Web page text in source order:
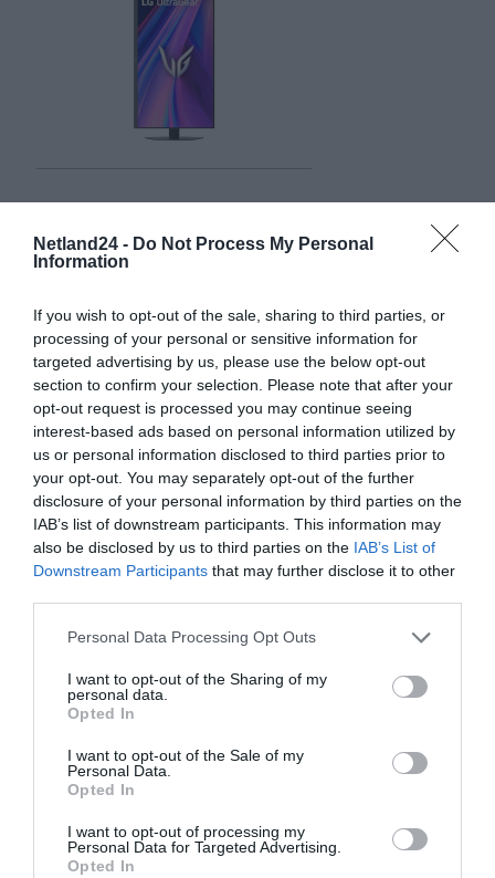
Netland24 - Do Not Process My Personal
Information
If you wish to opt-out of the sale, sharing to third parties, or
processing of your personal or sensitive information for
targeted advertising by us, please use the below opt-out
section to confirm your selection. Please note that after your
opt-out request is processed you may continue seeing
interest-based ads based on personal information utilized by
us or personal information disclosed to third parties prior to
your opt-out. You may separately opt-out of the further
disclosure of your personal information by third parties on the
IAB’s list of downstream participants. This information may
also be disclosed by us to third parties on the IAB’s List of
Downstream Participants that may further disclose it to other
Personal Data Processing Opt Outs
I want to opt-out of the Sharing of my
personal data.
Opted In
I want to opt-out of the Sale of my
Personal Data.
Opted In
I want to opt-out of processing my
Personal Data for Targeted Advertising.
Opted In